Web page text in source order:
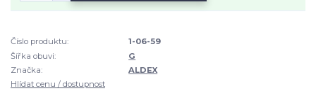
Číslo produktu:
1-06-59
Šířka obuvi:
G
Značka:
ALDEX
Hlídat cenu / dostupnost